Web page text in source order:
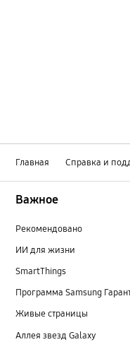
Главная Справка и
Важное
Рекомендовано
ИИ для жизни
SmartThings
Программа Samsung
Живые страницы
Аллея звезд Galaxy